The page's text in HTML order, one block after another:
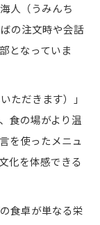
人（うみんち
の注文時や会話
となっていま
ただきます）」
食の場がより温
を使ったメニュ
化を体感できる
食卓が単なる栄